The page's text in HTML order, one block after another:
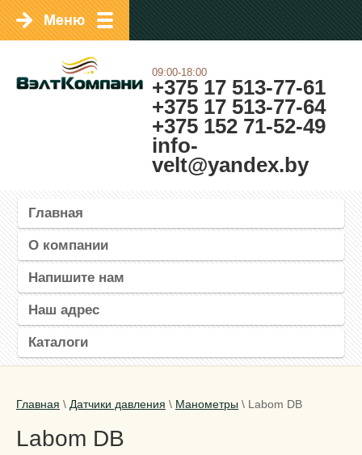
09:00-18:00
+375 17 513-77-61
+375 17 513-77-64
+375 152 71-52-49
info-
velt@yandex.by
Главная
О компании
Напишите нам
Наш адрес
Каталоги
Главная \ Датчики давления \ Манометры \ Labom DB
Labom DB